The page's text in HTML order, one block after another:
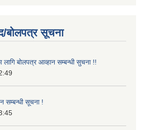
बोलपत्र सूचना
लागि बोलपत्र आव्हान सम्बन्धी सुचना !!
सम्बन्धी सूचना !